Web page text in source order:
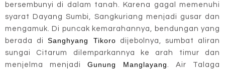
bersembunyi di dalam tanah. Karena gagal memenuhi
syarat Dayang Sumbi, Sangkuriang menjadi gusar dan
mengamuk. Di puncak kemarahannya, bendungan yang
berada diSanghyang Tikoro dijebolnya, sumbat aliran
sungai Citarum dilemparkannya ke arah timur dan
menjelma menjadi Gunung Manglayang
. Air Talaga